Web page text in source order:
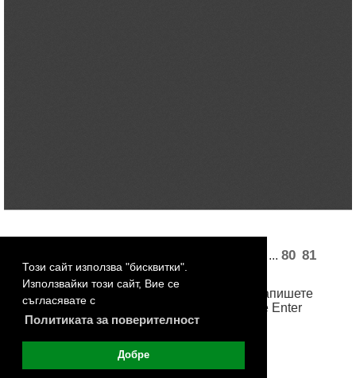
Този сайт използва "бисквитки".
Използвайки този сайт, Вие се
съгласявате с
Политиката за поверителност
Добре
... 80 81
82 83
За достъп до произволна страница, запишете
номера й в бялото поле и натиснете Enter